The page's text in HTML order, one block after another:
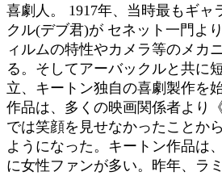
喜劇人。 1917年、当時最もギ
クル(デブ君)が セネット一門よ
ィルムの特性やカメラ等のメカ
る。そしてアーバックルと共に
立、キートン独自の喜劇製作を
作品は、多くの映画関係者より
では笑顔を見せなかったことか
ようになった。キートン作品は
に女性ファンが多い。昨年、ラ